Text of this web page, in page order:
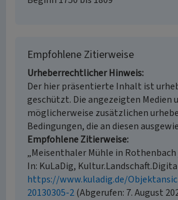
Empfohlene Zitierweise
Urheberrechtlicher Hinweis
Der hier präsentierte Inhalt ist
geschützt. Die angezeigten Medien
möglicherweise zusätzlichen
Bedingungen, die an diesen
Empfohlene Zitierweise
„Meisenthaler Mühle in
In: KuLaDig,
https://www.kuladig.de/
20130305-2(Abgerufen: 7. August